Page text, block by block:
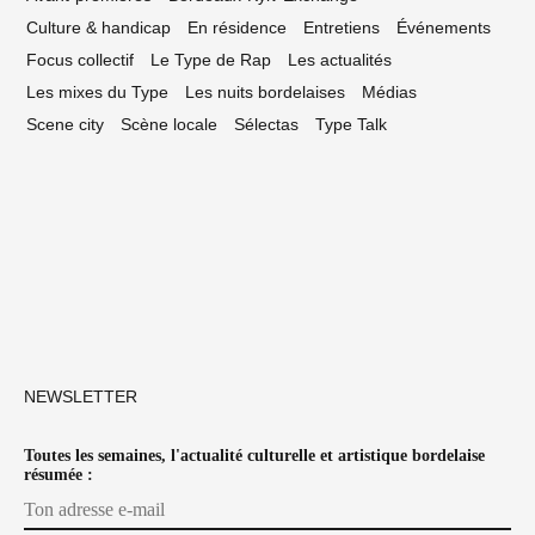
Culture & handicap
En résidence Entretiens
Événements
Focus collectif
Le Type de Rap
Les actualités
Les mixes du Type
Les nuits bordelaises
Médias
Scene city
Scène locale Sélectas Type Talk
NEWSLETTER
Toutes les semaines, l'actualité culturelle et artistique bordelaise
résumée :